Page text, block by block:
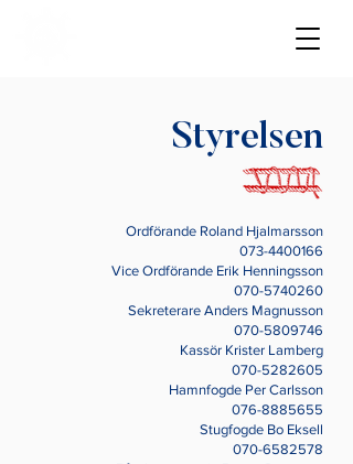
Styrelsen
Ordförande Roland Hjalmarsson
073-4400166
Vice Ordförande Erik Henningsson
070-5740260
Sekreterare Anders Magnusson
070-5809746
Kassör Krister Lamberg
070-5282605
Hamnfogde Per Carlsson
076-8885655
Stugfogde Bo Eksell
070-6582578